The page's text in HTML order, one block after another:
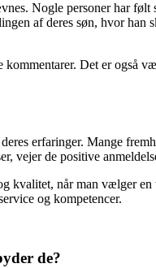
Nogle personer har
af deres søn, hvor
Det er også
erfaringer. Mange
vejer de positive
kvalitet, når man vælger
og kompetencer.
de?